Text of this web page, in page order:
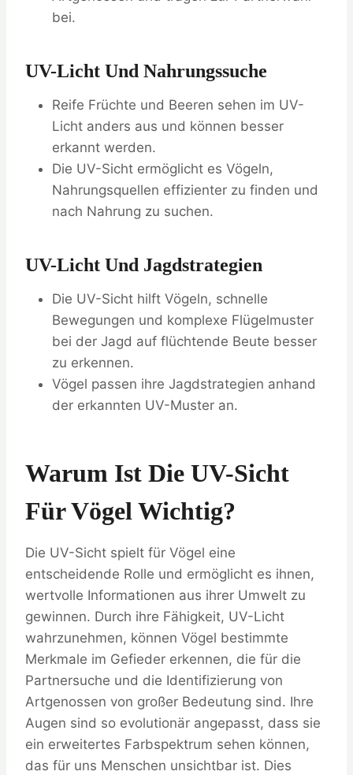
bei.
UV-Licht Und Nahrungssuche
Reife Früchte und Beeren sehen im UV-
Licht anders aus und können besser
erkannt werden.
Die UV-Sicht ermöglicht es Vögeln,
Nahrungsquellen effizienter zu finden und
nach Nahrung zu suchen.
UV-Licht Und Jagdstrategien
Die UV-Sicht hilft Vögeln, schnelle
Bewegungen und komplexe Flügelmuster
bei der Jagd auf flüchtende Beute besser
zu erkennen.
Vögel passen ihre Jagdstrategien anhand
der erkannten UV-Muster an.
Warum Ist Die UV-Sicht
Für Vögel Wichtig?
Die UV-Sicht spielt für Vögel eine
entscheidende Rolle und ermöglicht es ihnen,
wertvolle Informationen aus ihrer Umwelt zu
gewinnen. Durch ihre Fähigkeit, UV-Licht
wahrzunehmen, können Vögel bestimmte
Merkmale im Gefieder erkennen, die für die
Partnersuche und die Identifizierung von
Artgenossen von großer Bedeutung sind. Ihre
Augen sind so evolutionär angepasst, dass sie
ein erweitertes Farbspektrum sehen können,
das für uns Menschen unsichtbar ist. Dies